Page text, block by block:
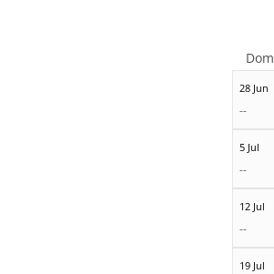
28 Jun
--
5 Jul
--
12 Jul
--
19 Jul
Dom